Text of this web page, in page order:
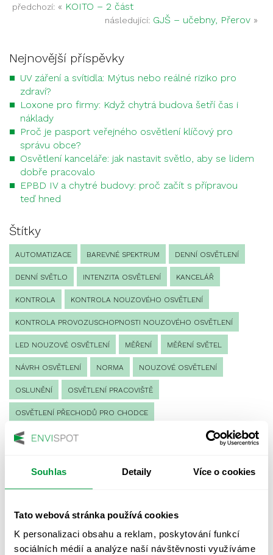
Souhlas Detaily Více o cookies
Tato webová stránka používá cookies
K personalizaci obsahu a reklam, poskytování funkcí
sociálních médií a analýze naší návštěvnosti využíváme
předchozí: « KOITO – 2 část
následující: GJŠ – učebny, Přerov »
Nejnovější příspěvky
UV záření a svítidla: Mýtus nebo reálné riziko pro
zdraví?
Loxone pro firmy: Když chytrá budova šetří čas i
náklady
Proč je pasport veřejného osvětlení klíčový pro
správu obce?
Osvětlení kanceláře: jak nastavit světlo, aby se lidem
dobře pracovalo
EPBD IV a chytré budovy: proč začít s přípravou
teď hned
Štítky
AUTOMATIZACE BAREVNÉ SPEKTRUM DENNÍ OSVĚTLENÍ
DENNÍ SVĚTLO INTENZITA OSVĚTLENÍ KANCELÁŘ
KONTROLA KONTROLA NOUZOVÉHO OSVĚTLENÍ
KONTROLA PROVOZUSCHOPNOSTI NOUZOVÉHO OSVĚTLENÍ
LED NOUZOVÉ OSVĚTLENÍ MĚŘENÍ MĚŘENÍ SVĚTEL
NÁVRH OSVĚTLENÍ NORMA NOUZOVÉ OSVĚTLENÍ
OSLUNĚNÍ OSVĚTLENÍ PRACOVIŠTĚ
OSVĚTLENÍ PŘECHODŮ PRO CHODCE
OSVĚTLENÍ SPORTOVIŠŤ
VÝPOČET OSVĚTLENÍ VÝPOČET ZASTÍNĚNÍ